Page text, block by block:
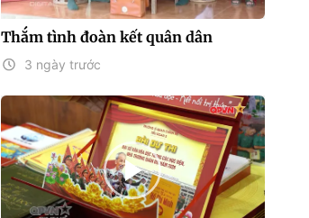
Thắm tình đoàn kết quân dân
3 ngày trước